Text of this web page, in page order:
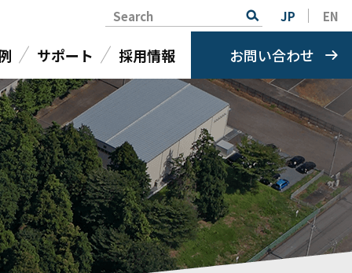
Search JP EN
サポート 採用情報 お問い合わせ